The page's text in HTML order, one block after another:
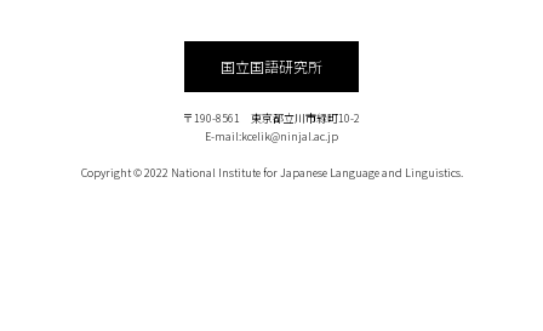
国立国語研究所
〒190-8561 東京都立川市緑町10-2
E-mail:kcelik@ninjal.ac.jp
Copyright © 2022 National Institute for Japanese Language and Linguistics.